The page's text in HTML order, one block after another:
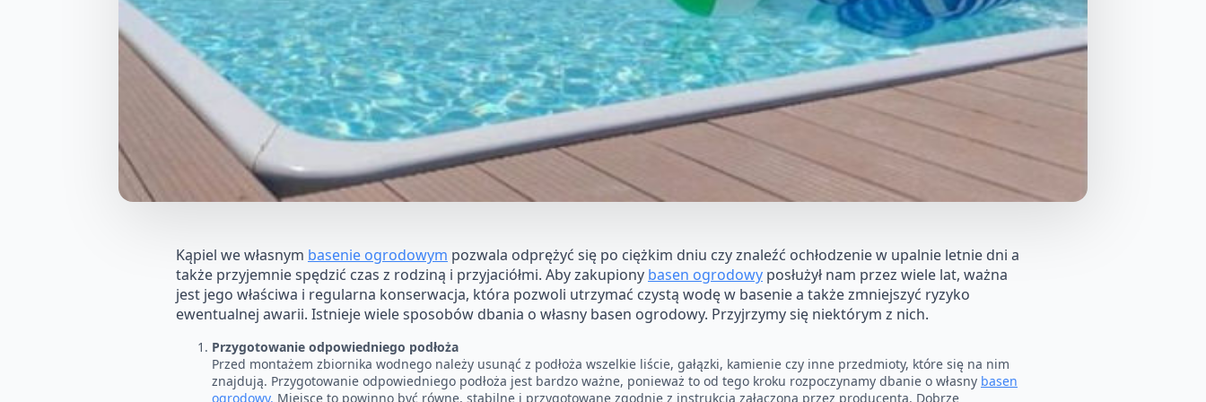
Kąpiel we własnym basenie ogrodowym pozwala odprężyć się po ciężkim dniu czy znaleźć ochłodzenie w upalnie letnie dni a
także przyjemnie spędzić czas z rodziną i przyjaciółmi. Aby zakupiony basen ogrodowy posłużył nam przez wiele lat, ważna
jest jego właściwa i regularna konserwacja, która pozwoli utrzymać czystą wodę w basenie a także zmniejszyć ryzyko
ewentualnej awarii. Istnieje wiele sposobów dbania o własny basen ogrodowy. Przyjrzymy się niektórym z nich.
Przygotowanie odpowiedniego podłoża
Przed montażem zbiornika wodnego należy usunąć z podłoża wszelkie liście, gałązki, kamienie czy inne przedmioty, które się na nim
znajdują. Przygotowanie odpowiedniego podłoża jest bardzo ważne, ponieważ to od tego kroku rozpoczynamy dbanie o własny basen
ogrodowy. Miejsce to powinno być równe, stabilne i przygotowane zgodnie z instrukcją załączoną przez producenta. Dobrze